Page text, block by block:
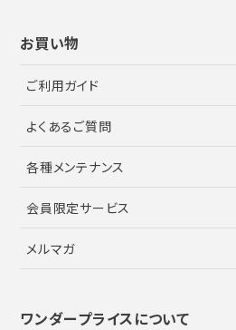
お買い物
ご利用ガイド
よくあるご質問
各種メンテナンス
会員限定サービス
メルマガ
ワンダープライスについて